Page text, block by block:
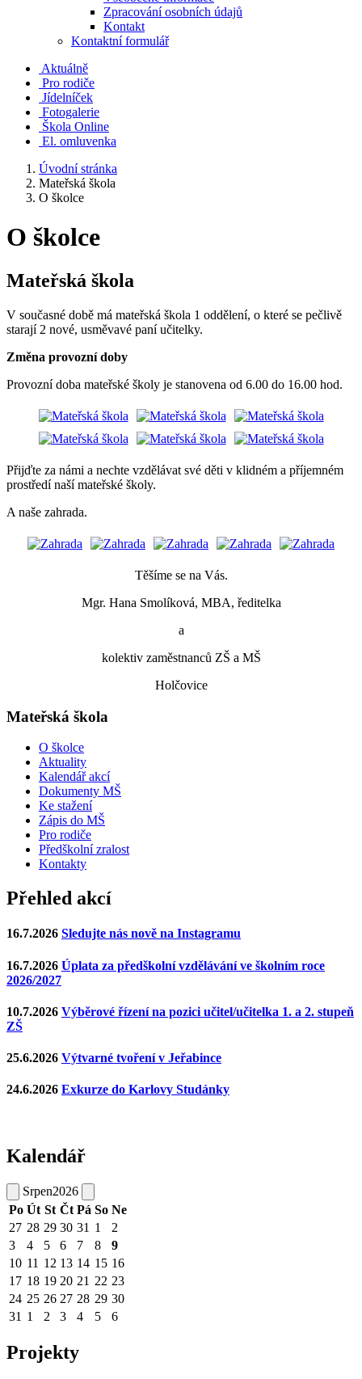
Zpracování osobních údajů
Kontakt
Kontaktní formulář
Aktuálně
Pro rodiče
Jídelníček
Fotogalerie
Škola Online
El. omluvenka
Úvodní stránka
Mateřská škola
O školce
O školce
Mateřská škola
V současné době má mateřská škola 1 oddělení, o které se pečlivě
starají 2 nové, usměvavé paní učitelky.
Změna provozní doby
Provozní doba mateřské školy je stanovena od 6.00 do 16.00 hod.
Přijďte za námi a nechte vzdělávat své děti v klidném a příjemném
prostředí naší mateřské školy.
A naše zahrada.
Těšíme se na Vás.
Mgr. Hana Smolíková, MBA, ředitelka
a
kolektiv zaměstnanců ZŠ a MŠ
Holčovice
Mateřská škola
O školce
Aktuality
Kalendář akcí
Dokumenty MŠ
Ke stažení
Zápis do MŠ
Pro rodiče
Předškolní zralost
Kontakty
Přehled akcí
16.7.2026 Sledujte nás nově na Instagramu
16.7.2026 Úplata za předškolní vzdělávání ve školním roce
2026/2027
10.7.2026 Výběrové řízení na pozici učitel/učitelka 1. a 2. stupeň
ZŠ
25.6.2026 Výtvarné tvoření v Jeřabince
24.6.2026 Exkurze do Karlovy Studánky
Kalendář
Srpen2026
Po Út St Čt Pá So Ne
27 28 29 30 31 1
2
3
4 5 6 7 8
9
10 11 12 13 14 15 16
17 18 19 20 21 22 23
24 25 26 27 28 29 30
31 1 2 3 4 5 6
Projekty